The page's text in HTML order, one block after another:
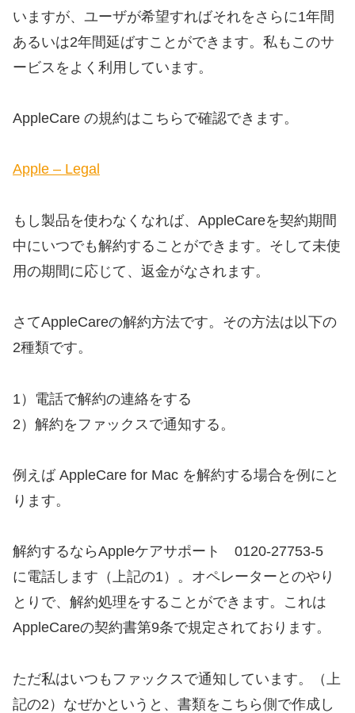
いますが、ユーザが希望すればそれをさらに1年間
あるいは2年間延ばすことができます。私もこのサ
ービスをよく利用しています。
AppleCare の規約はこちらで確認できます。
Apple – Legal
もし製品を使わなくなれば、AppleCareを契約期間
中にいつでも解約することができます。そして未使
用の期間に応じて、返金がなされます。
さてAppleCareの解約方法です。その方法は以下の
2種類です。
1）電話で解約の連絡をする
2）解約をファックスで通知する。
例えば AppleCare for Mac を解約する場合を例にと
ります。
解約するならAppleケアサポート 0120-27753-5
に電話します（上記の1）。オペレーターとのやり
とりで、解約処理をすることができます。これは
AppleCareの契約書第9条で規定されております。
ただ私はいつもファックスで通知しています。（上
記の2）なぜかというと、書類をこちら側で作成し